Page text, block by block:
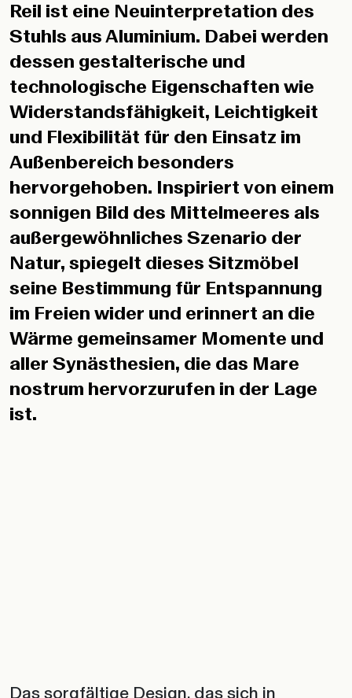
Reil ist eine Neuinterpretation des
Stuhls aus Aluminium. Dabei werden
dessen gestalterische und
technologische Eigenschaften wie
Widerstandsfähigkeit, Leichtigkeit
und Flexibilität für den Einsatz im
Außenbereich besonders
hervorgehoben. Inspiriert von einem
sonnigen Bild des Mittelmeeres als
außergewöhnliches Szenario der
Natur, spiegelt dieses Sitzmöbel
seine Bestimmung für Entspannung
im Freien wider und erinnert an die
Wärme gemeinsamer Momente und
aller Synästhesien, die das Mare
nostrum hervorzurufen in der Lage
ist.
Das sorgfältige Design, das sich in